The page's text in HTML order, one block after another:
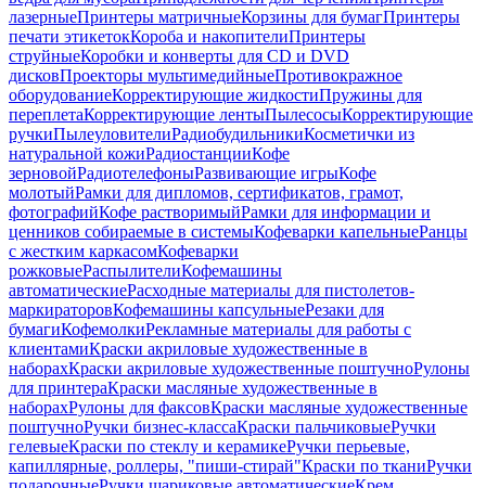
лазерныеПринтеры матричныеКорзины для бумагПринтеры
печати этикетокКороба и накопителиПринтеры
струйныеКоробки и конверты для CD и DVD
дисковПроекторы мультимедийныеПротивокражное
оборудованиеКорректирующие жидкостиПружины для
переплетаКорректирующие лентыПылесосыКорректирующие
ручкиПылеуловителиРадиобудильникиКосметички из
натуральной кожиРадиостанцииКофе
зерновойРадиотелефоныРазвивающие игрыКофе
молотыйРамки для дипломов, сертификатов, грамот,
фотографийКофе растворимыйРамки для информации и
ценников собираемые в системыКофеварки капельныеРанцы
с жестким каркасомКофеварки
рожковыеРаспылителиКофемашины
автоматическиеРасходные материалы для пистолетов-
маркираторовКофемашины капсульныеРезаки для
бумагиКофемолкиРекламные материалы для работы с
клиентамиКраски акриловые художественные в
наборахКраски акриловые художественные поштучноРулоны
для принтераКраски масляные художественные в
наборахРулоны для факсовКраски масляные художественные
поштучноРучки бизнес-классаКраски пальчиковыеРучки
гелевыеКраски по стеклу и керамикеРучки перьевые,
капиллярные, роллеры, "пиши-стирай"Краски по тканиРучки